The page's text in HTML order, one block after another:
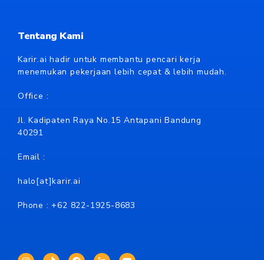
Tentang Kami
Karir.ai hadir untuk membantu pencari kerja
menemukan pekerjaan lebih cepat & lebih mudah.
Office :
Jl. Kadipaten Raya No.15 Antapani Bandung
40291
Email :
halo[at]karir.ai
Phone : +62 822-1925-8683